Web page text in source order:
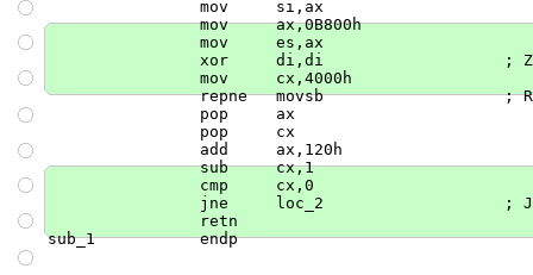
                    mov     si,ax
                    mov     ax,0B800h
                    mov     es,ax
xor     di,di                   ;
                    mov     cx,4000h
repne   movsb                   ;
                    pop     ax
                    pop     cx
                    add     ax,120h
                    sub     cx,1
                    cmp     cx,0
jne     loc_2                   ;
                    retn
    sub_1           endp